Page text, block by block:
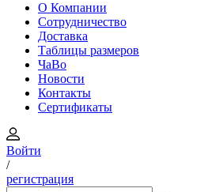
О Компании
Сотрудничество
Доставка
Таблицы размеров
ЧаВо
Новости
Контакты
Сертификаты
Войти
/
регистрация